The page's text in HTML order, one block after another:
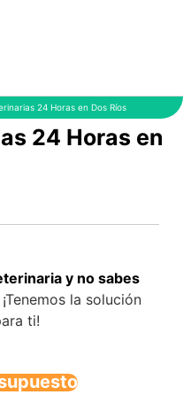
24 Horas en Dos Ríos
24 Horas en
y no sabes
la solución
ti!